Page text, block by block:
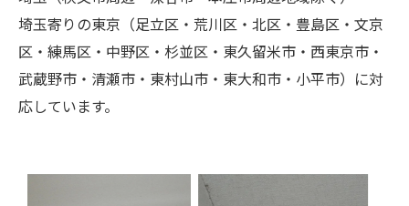
埼玉寄りの東京（足立区・荒川区・北区・豊島区・文京
区・練馬区・中野区・杉並区・東久留米市・西東京市・
武蔵野市・清瀬市・東村山市・東大和市・小平市）に対
応しています。